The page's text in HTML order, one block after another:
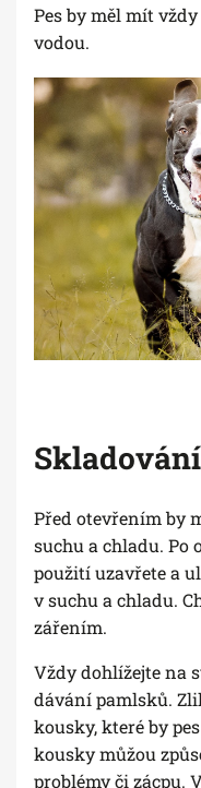
Pes by měl mít
vodou.
Před otevřením by
suchu a chladu. Po
použití uzavřete a
v suchu a chladu.
zářením.
Vždy dohlížejte na
dávání pamlsků.
kousky, které by
kousky můžou
problémy či zácpu.